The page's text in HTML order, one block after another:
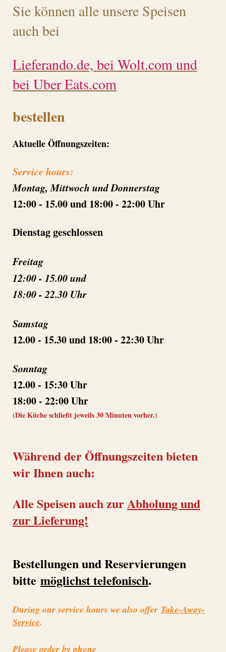
Sie können alle unsere Speisen
auch bei
Lieferando.de, bei Wolt.com und
bei Uber Eats.com
bestellen
Aktuelle Öffnungszeiten:
Service hours:
Montag, Mittwoch und Donnerstag
12:00 - 15.00 und 18:00 - 22:00 Uhr
Dienstag geschlossen
Freitag
12:00 - 15.00 und
18:00 - 22.30 Uhr
Samstag
12.00 - 15.30 und 18:00 - 22:30 Uhr
Sonntag
12.00 - 15:30 Uhr
18:00 - 22:00 Uhr
(Die Küche schließt jeweils 30 Minuten vorher.)
Während der Öffnungszeiten bieten
wir Ihnen auch:
Alle Speisen auch zurAbholung und
zur Lieferung!
Bestellungen und Reservierungen
bitte möglichst telefonisch.
During our service hours we also offer Take-Away-
Service.
Please order by phone